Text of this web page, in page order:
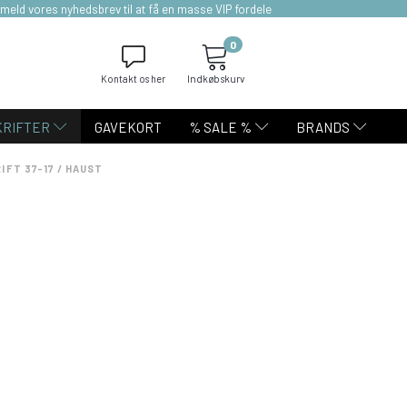
vores nyhedsbrev til at få en masse VIP fordele
Kontakt os her Indkøbskurv
0
GAVEKORT % SALE % BRANDS
37-17 / HAUST